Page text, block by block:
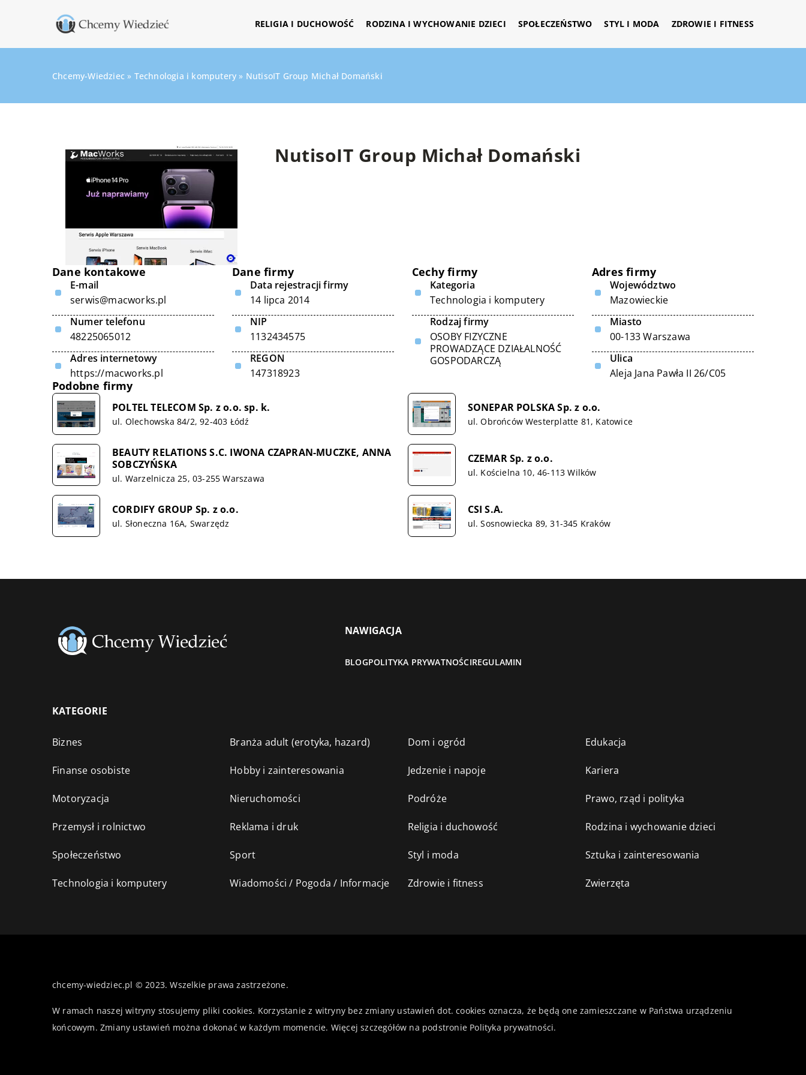
RELIGIA I DUCHOWOŚĆ RODZINA I WYCHOWANIE DZIECI SPOŁECZEŃSTWO STYL I MODA ZDROWIE I FITNESS
Chcemy-Wiedziec » Technologia i komputery » NutisoIT Group Michał Domański
NutisoIT Group Michał Domański
Dane kontakowe
E-mail
serwis@macworks.pl
Numer telefonu
48225065012
Adres internetowy
https://macworks.pl
Dane firmy
Data rejestracji firmy
14 lipca 2014
NIP
1132434575
REGON
147318923
Cechy firmy
Kategoria
Technologia i komputery
Rodzaj firmy
OSOBY FIZYCZNE
PROWADZĄCE DZIAŁALNOŚĆ
GOSPODARCZĄ
Adres firmy
Województwo
Mazowieckie
Miasto
00-133 Warszawa
Ulica
Aleja Jana Pawła II 26/C05
Podobne firmy
POLTEL TELECOM Sp. z o.o. sp. k.
ul. Olechowska 84/2, 92-403 Łódź
SONEPAR POLSKA Sp. z o.o.
ul. Obrońców Westerplatte 81, Katowice
BEAUTY RELATIONS S.C. IWONA CZAPRAN-MUCZKE, ANNA
SOBCZYŃSKA
ul. Warzelnicza 25, 03-255 Warszawa
CZEMAR Sp. z o.o.
ul. Kościelna 10, 46-113 Wilków
CORDIFY GROUP Sp. z o.o.
ul. Słoneczna 16A, Swarzędz
CSI S.A.
ul. Sosnowiecka 89, 31-345 Kraków
NAWIGACJA
BLOGPOLITYKA PRYWATNOŚCIREGULAMIN
KATEGORIE
Biznes Branża adult (erotyka, hazard) Dom i ogród Edukacja
Finanse osobiste Hobby i zainteresowania Jedzenie i napoje Kariera
Motoryzacja Nieruchomości Podróże Prawo, rząd i polityka
Przemysł i rolnictwo Reklama i druk Religia i duchowość Rodzina i wychowanie dzieci
Społeczeństwo Sport Styl i moda Sztuka i zainteresowania
Technologia i komputery Wiadomości / Pogoda / Informacje Zdrowie i fitness Zwierzęta
chcemy-wiedziec.pl © 2023. Wszelkie prawa zastrzeżone.
W ramach naszej witryny stosujemy pliki cookies. Korzystanie z witryny bez zmiany ustawień dot. cookies oznacza, że będą one zamieszczane w Państwa urządzeniu
końcowym. Zmiany ustawień można dokonać w każdym momencie. Więcej szczegółów na podstronie Polityka prywatności.